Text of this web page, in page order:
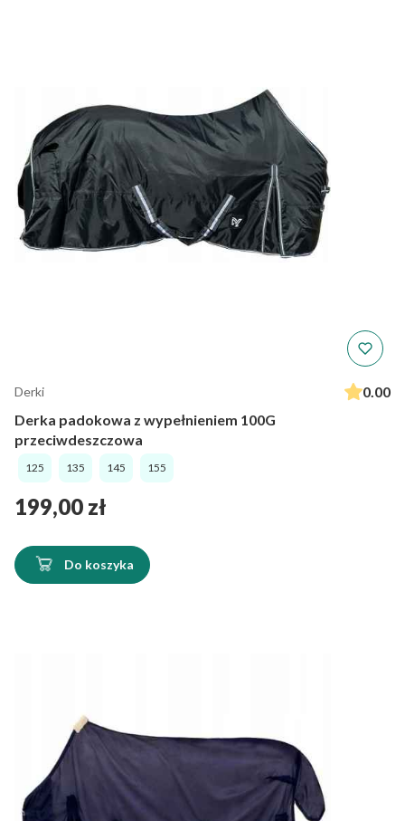
Derki
0.00
Derka padokowa z wypełnieniem 100G
przeciwdeszczowa
125 135 145 155
Cena
199,00 zł
Do koszyka